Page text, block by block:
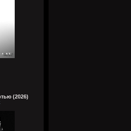
(2026)